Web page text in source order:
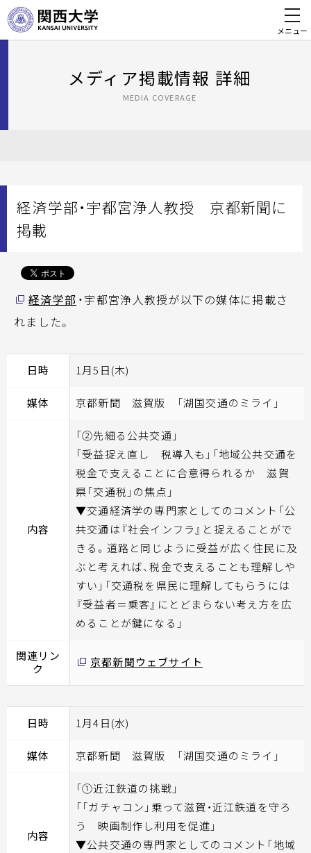
メニュー
メディア掲載情報 詳細
MEDIA COVERAGE
経済学部・宇都宮浄人教授 京都新聞に
掲載
経済学部 ・宇都宮浄人教授が以下の媒体に掲載さ
れました。
日時 1月5日(木)
媒体 京都新聞 滋賀版 「湖国交通のミライ」
内容
「②先細る公共交通」
「受益捉え直し 税導入も」「地域公共交通を
税金で支えることに合意得られるか 滋賀
県「交通税」の焦点」
▼交通経済学の専門家としてのコメント「公
共交通は『社会インフラ』と捉えることがで
きる。道路と同じように受益が広く住民に及
ぶと考えれば、税金で支えることも理解しや
すい」「交通税を県民に理解してもらうには
『受益者＝乗客』にとどまらない考え方を広
めることが鍵になる」
関連リン
ク
京都新聞ウェブサイト
日時 1月4日(水)
媒体 京都新聞 滋賀版 「湖国交通のミライ」
内容
「①近江鉄道の挑戦」
「「ガチャコン」乗って滋賀・近江鉄道を守ろ
う 映画制作し利用を促進」
▼公共交通の専門家としてのコメント「地域